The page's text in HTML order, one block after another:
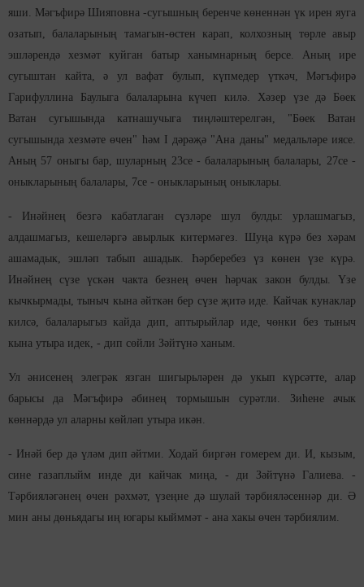
яши. Мәгъфирә Шияповна -сугышның беренче көненнән үк ирен яуга
озатып, балаларының тамагын-өстен карап, колхозның төрле авыр
эшләрендә хезмәт куйган батыр ханымнарның берсе. Аның ире
сугыштан кайта, ә ул вафат булып, күпмедер үткәч, Мәгъфирә
Гарифуллина Баулыга балаларына күчеп килә. Хәзер үзе дә Бөек
Ватан сугышында катнашучыга тиңләштерелгән, "Бөек Ватан
сугышында хезмәте өчен" һәм I дәрәҗә "Ана даны" медальләре иясе.
Аның 57 оныгы бар, шуларның 23се - балаларының балалары, 27се -
оныкларының балалары, 7се - оныкларының оныклары.
- Инәйнең безгә кабатлаган сүзләре шул булды: урлашмагыз,
алдашмагыз, кешеләргә авырлык китермәгез. Шуңа күрә без хәрам
ашамадык, эшләп табып ашадык. Һәрберебез үз көнен үзе күрә.
Инәйнең сүзе үскән чакта безнең өчен һәрчак закон булды. Үзе
кычкырмады, тыныч кына әйткән бер сүзе җитә иде. Кайчак кунаклар
килсә, балаларыгыз кайда дип, аптырыйлар иде, чөнки без тыныч
кына утыра идек, - дип сөйли Зәйтүнә ханым.
Ул әнисенең элегрәк язган шигырьләрен дә укып күрсәтте, алар
барысы да Мәгъфирә әбинең тормышын сурәтли. Зиһене ачык
көннәрдә ул аларны көйләп утыра икән.
- Инәй бер дә үләм дип әйтми. Ходай биргән гомерем ди. И, кызым,
сине газаплыйм инде ди кайчак миңа, - ди Зәйтүнә Галиева. -
Тәрбияләгәнең өчен рәхмәт, үзеңне дә шулай тәрбияләсеннәр ди. Ә
мин аны дөньядагы иң югары кыйммәт - ана хакы өчен тәрбиялим.